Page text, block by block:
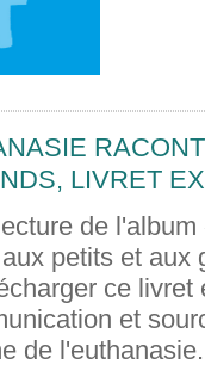
LIVRET
de
petits et aux
ce livret
et
de l'euthanasie.